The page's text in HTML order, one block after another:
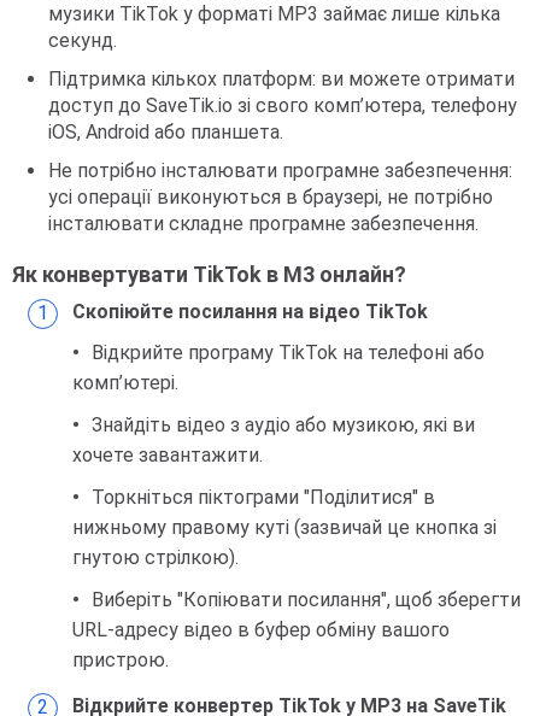
музики TikTok у форматі MP3 займає лише кілька
секунд.
Підтримка кількох платформ: ви можете отримати
доступ до SaveTik.io зі свого комп’ютера, телефону
iOS, Android або планшета.
Не потрібно інсталювати програмне забезпечення:
усі операції виконуються в браузері, не потрібно
інсталювати складне програмне забезпечення.
Як конвертувати TikTok в M3 онлайн?
Скопіюйте посилання на відео TikTok
Відкрийте програму TikTok на телефоні або
комп’ютері.
Знайдіть відео з аудіо або музикою, які ви
хочете завантажити.
Торкніться піктограми "Поділитися" в
нижньому правому куті (зазвичай це кнопка зі
гнутою стрілкою).
Виберіть "Копіювати посилання", щоб зберегти
URL-адресу відео в буфер обміну вашого
пристрою.
Відкрийте конвертер TikTok у MP3 на SaveTik